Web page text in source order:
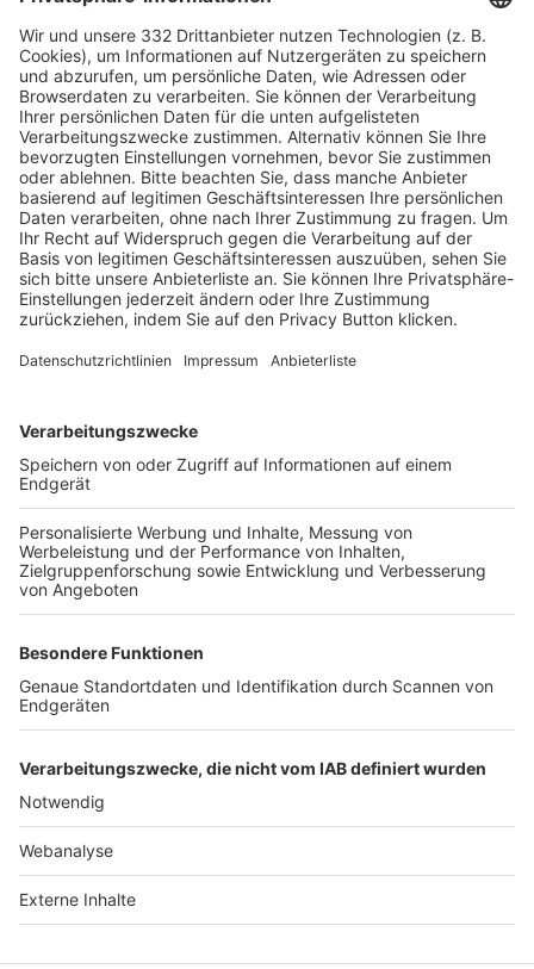
HÄUFIG BESUCHTE SEITEN
Pässe und Vereinswechsel
Trainerausbildung
Schulungsangebot Vereinsmitarbeiter
BFV-Geschäftsstellen
Trainerbörse
Login SpielPlus
FOLGE DEM BFV
TOP-VEREINE
TOP-PARTNER
Nutzungsbedingungen Datenschutz Impressum